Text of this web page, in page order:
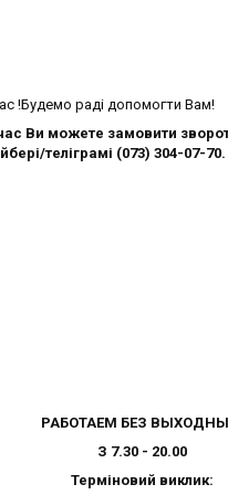
!Будемо раді допомогти Вам!
Ви можете замовити
теліграмі (073) 304-07-70.
РАБОТАЕМ БЕЗ
З 7.30 - 20.00
Терміновий виклик: